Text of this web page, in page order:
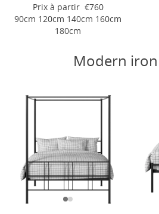
Prix ​​à partir €760
90cm 120cm 140cm 160cm
180cm
Modern